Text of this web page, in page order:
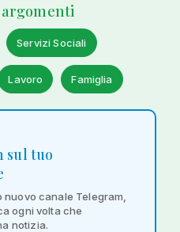
argomenti
Servizi Sociali
Lavoro Famiglia
sul tuo
canale Telegram,
ogni volta che
notizia.